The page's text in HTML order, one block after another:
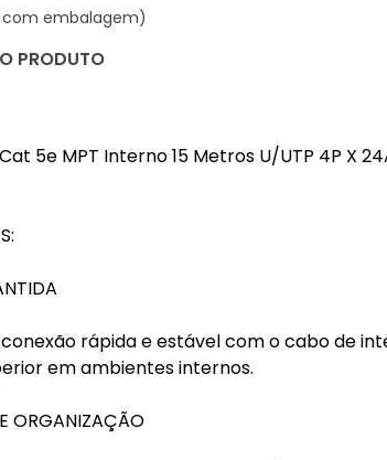
embalagem)
PRODUTO
5e MPT Interno 15 Metros U/UTP 4P X
rápida e estável com o cabo de
em ambientes internos.
ORGANIZAÇÃO